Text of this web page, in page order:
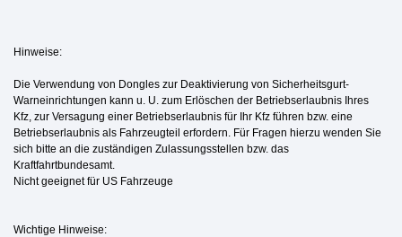
Hinweise:
Die Verwendung von Dongles zur Deaktivierung von Sicherheitsgurt-
Warneinrichtungen kann u. U. zum Erlöschen der Betriebserlaubnis Ihres
Kfz, zur Versagung einer Betriebserlaubnis für Ihr Kfz führen bzw. eine
Betriebserlaubnis als Fahrzeugteil erfordern. Für Fragen hierzu wenden Sie
sich bitte an die zuständigen Zulassungsstellen bzw. das
Kraftfahrtbundesamt.
Nicht geeignet für US Fahrzeuge
Wichtige Hinweise: